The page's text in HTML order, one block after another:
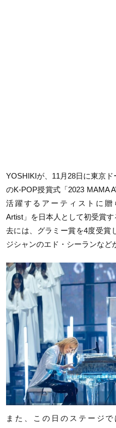
YOSHIKIが、11月28日に東京
のK-POP授賞式「2023 MAMA
活躍するアーティストに贈
Artist」を日本人として初受賞
去には、グラミー賞を4度受賞
ジシャンのエド・シーランなど
また、この日のステージ